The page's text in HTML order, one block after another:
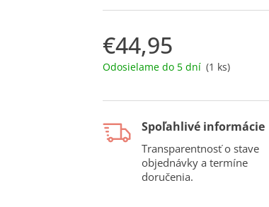
Odosielame do 5 dní (1 ks)
€44,95
Jednotková
Spoľahlivé informácie
Transparentnosť o stave
objednávky a termíne
doručenia.